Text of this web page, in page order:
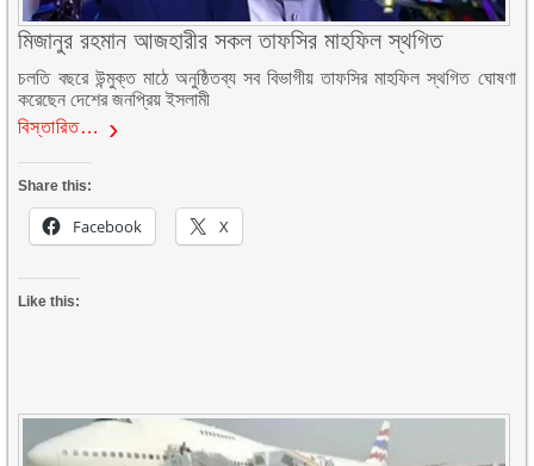
মিজানুর রহমান আজহারীর সকল তাফসির মাহফিল স্থগিত
চলতি বছরে উন্মুক্ত মাঠে অনুষ্ঠিতব্য সব বিভাগীয় তাফসির মাহফিল স্থগিত ঘোষণা
করেছেন দেশের জনপ্রিয় ইসলামী
বিস্তারিত…
Share this:
Facebook X
Like this: